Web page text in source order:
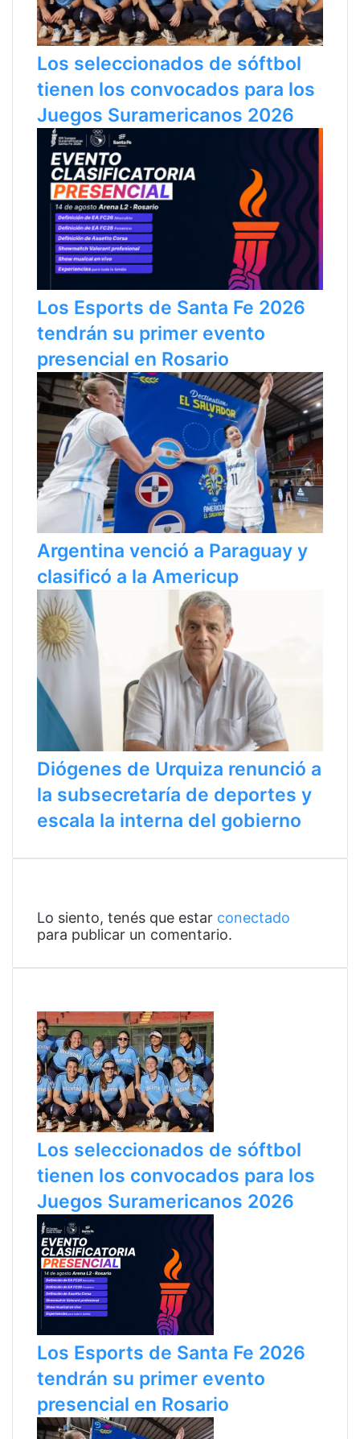
Los seleccionados de sóftbol
tienen los convocados para los
Juegos Suramericanos 2026
Los Esports de Santa Fe 2026
tendrán su primer evento
presencial en Rosario
Argentina venció a Paraguay y
clasificó a la Americup
Diógenes de Urquiza renunció a
la subsecretaría de deportes y
escala la interna del gobierno
Lo siento, tenés que estar conectado
para publicar un comentario.
Los seleccionados de sóftbol
tienen los convocados para los
Juegos Suramericanos 2026
Los Esports de Santa Fe 2026
tendrán su primer evento
presencial en Rosario